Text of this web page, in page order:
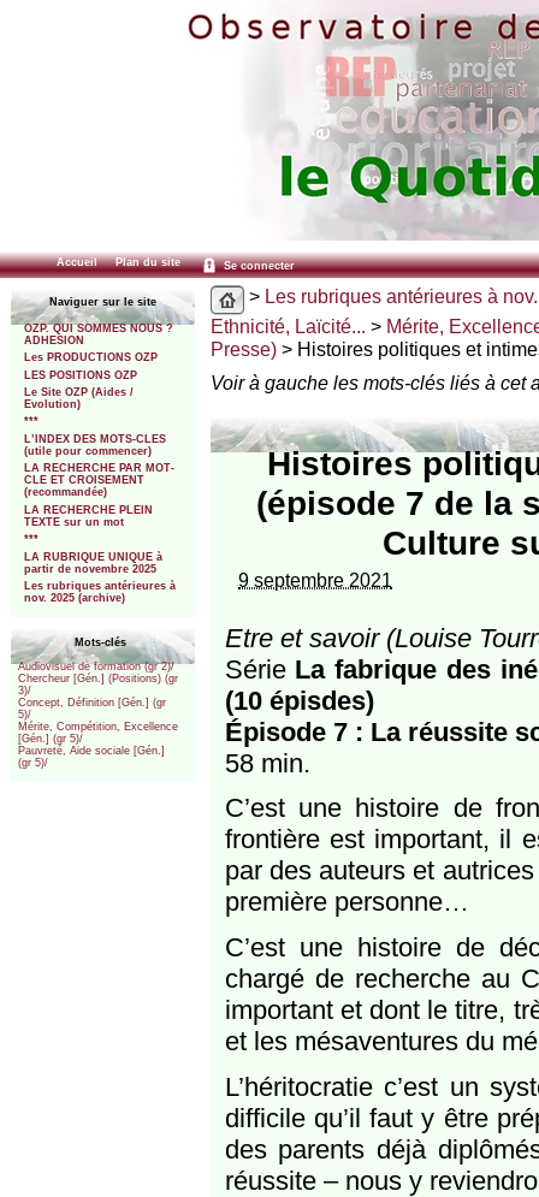
Accueil Plan du site Se connecter
Naviguer sur le site
OZP. QUI SOMMES NOUS ?
ADHESION
Les PRODUCTIONS OZP
LES POSITIONS OZP
Le Site OZP (Aides /
Evolution)
***
L’INDEX DES MOTS-CLES
(utile pour commencer)
LA RECHERCHE PAR MOT-
CLE ET CROISEMENT
(recommandée)
LA RECHERCHE PLEIN
TEXTE sur un mot
***
LA RUBRIQUE UNIQUE à
partir de novembre 2025
Les rubriques antérieures à
nov. 2025 (archive)
Mots-clés
Audiovisuel de formation (gr 2)/
Chercheur [Gén.] (Positions) (gr
3)/
Concept, Définition [Gén.] (gr
5)/
Mérite, Compétition, Excellence
[Gén.] (gr 5)/
Pauvreté, Aide sociale [Gén.]
(gr 5)/
> Les rubriques antérieures à
Ethnicité, Laïcité... > Mérite,
Presse)> Histoires politiques et
Voir à gauche les mots-clés liés à cet
Histoires
(épisode 7 de la
Culture
9 septembre 2021
Etre et savoir (Louise
Série La fabrique des
(10 épisdes)
Épisode 7 : La réussite
58 min.
C’est une histoire de
frontière est important, il
par des auteurs et
première personne…
C’est une histoire de
chargé de recherche au
important et dont le titre,
et les mésaventures du
L’héritocratie c’est un
difficile qu’il faut y être
des parents déjà
réussite – nous y